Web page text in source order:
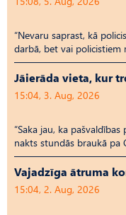
“Nevaru saprast, kā
darbā, bet vai policistiem
Jāierāda vieta, kur
15:04, 3. Aug, 2026
“Saka jau, ka
nakts stundās braukā pa
Vajadzīga ātruma
15:04, 2. Aug, 2026